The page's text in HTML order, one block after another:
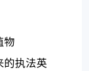
物
的执法英